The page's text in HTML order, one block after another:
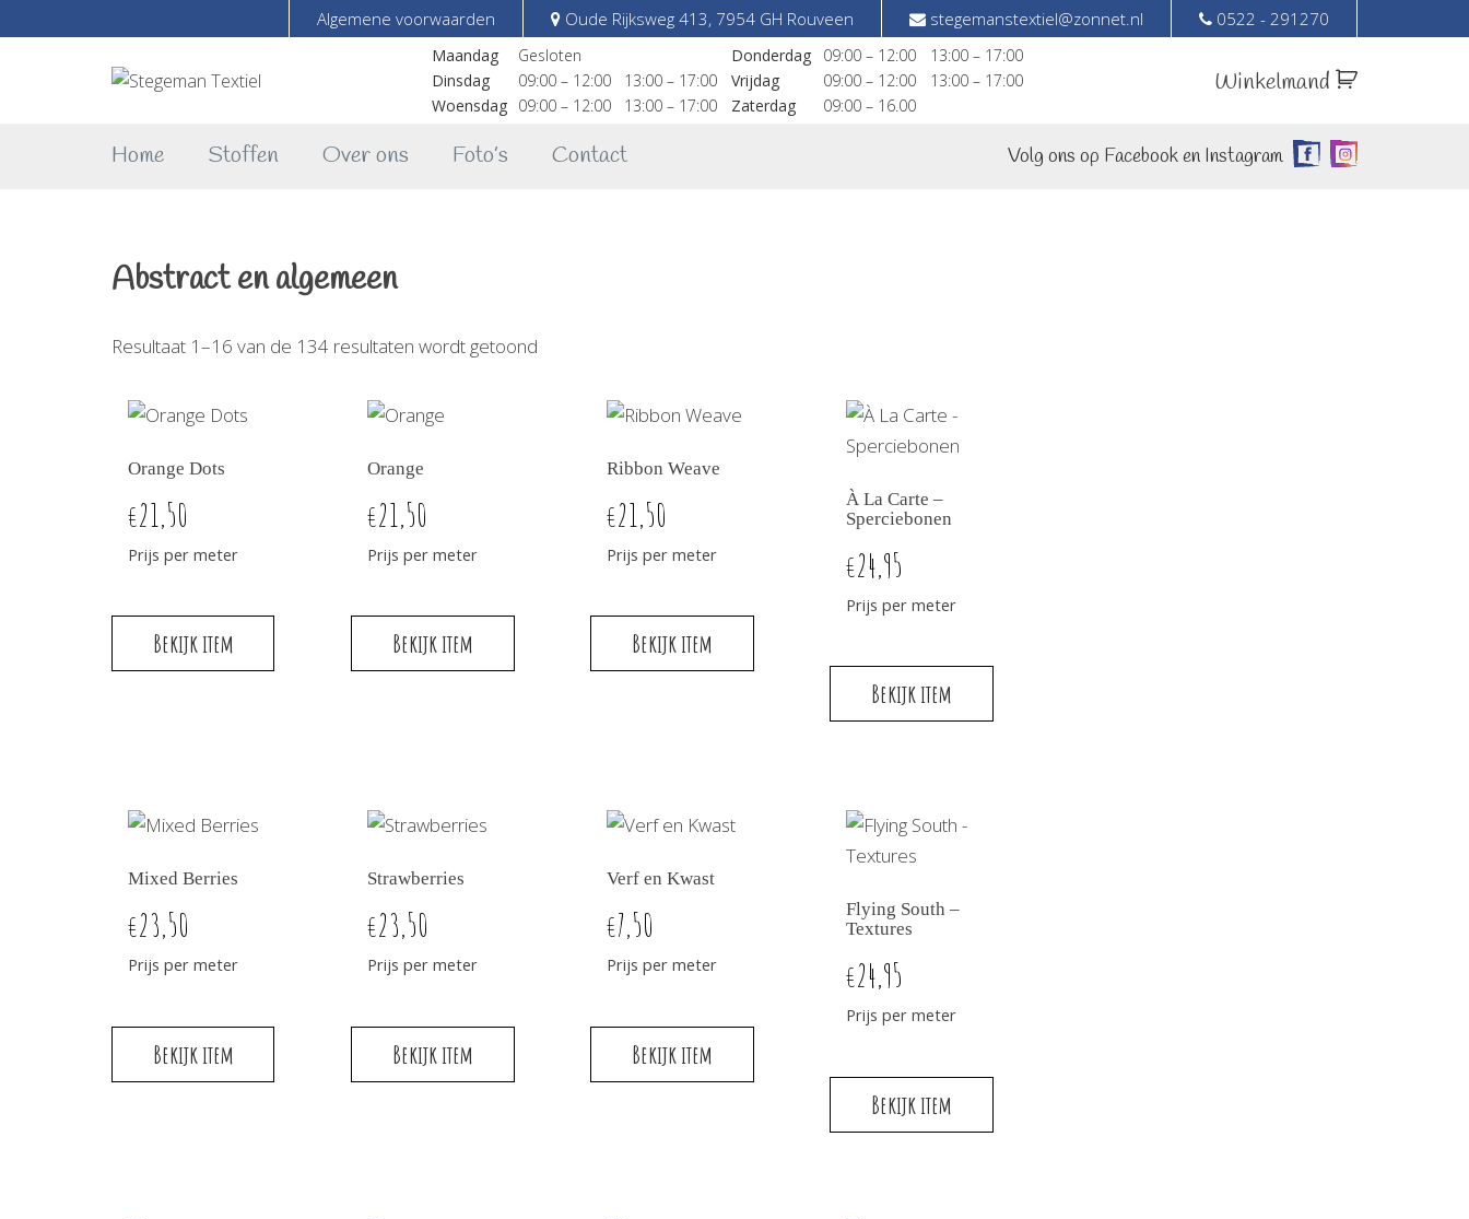
0522 - 291270
stegemanstextiel@zonnet.nl
Oude Rijksweg 413, 7954 GH Rouveen
Algemene voorwaarden
Maandag Gesloten Donderdag 09:00 – 12:00
13:00 – 17:00
Dinsdag
09:00 – 12:00 13:00 – 17:00 Vrijdag 09:00 – 12:00
13:00 – 17:00
Woensdag
09:00 – 12:00 13:00 – 17:00 Zaterdag 09:00 – 16.00
Winkelmand
Home Stoffen Over ons Foto’s Contact Volg ons op Facebook en Instagram
Abstract en algemeen
Resultaat 1–16 van de 134 resultaten wordt getoond
nieuwste
Orange Dots
€21,50
Prijs per meter
Bekijk item
Orange
€21,50
Prijs per meter
Bekijk item
Ribbon Weave
€21,50
Prijs per meter
Bekijk item
À La Carte –
Sperciebonen
€24,95
Prijs per meter
Bekijk item
Mixed Berries
€23,50
Prijs per meter
Bekijk item
Strawberries
€23,50
Prijs per meter
Bekijk item
Verf en Kwast
€7,50
Prijs per meter
Bekijk item
Flying South –
Textures
€24,95
Prijs per meter
Bekijk item